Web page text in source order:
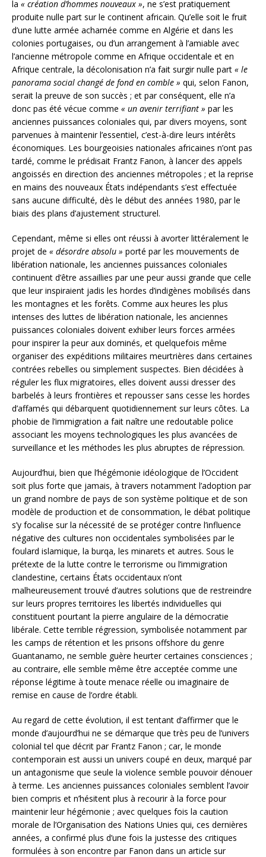
la « création d’hommes nouveaux », ne s’est pratiquement
produite nulle part sur le continent africain. Qu’elle soit le fruit
d’une lutte armée acharnée comme en Algérie et dans les
colonies portugaises, ou d’un arrangement à l’amiable avec
l’ancienne métropole comme en Afrique occidentale et en
Afrique centrale, la décolonisation n’a fait surgir nulle part « le
panorama social changé de fond en comble » qui, selon Fanon,
serait la preuve de son succès ; et par conséquent, elle n’a
donc pas été vécue comme « un avenir terrifiant » par les
anciennes puissances coloniales qui, par divers moyens, sont
parvenues à maintenir l’essentiel, c’est-à-dire leurs intérêts
économiques. Les bourgeoisies nationales africaines n’ont pas
tardé, comme le prédisait Frantz Fanon, à lancer des appels
angoissés en direction des anciennes métropoles ; et la reprise
en mains des nouveaux États indépendants s’est effectuée
sans aucune difficulté, dès le début des années 1980, par le
biais des plans d’ajustement structurel.
Cependant, même si elles ont réussi à avorter littéralement le
projet de « désordre absolu » porté par les mouvements de
libération nationale, les anciennes puissances coloniales
continuent d’être assaillies par une peur aussi grande que celle
que leur inspiraient jadis les hordes d’indigènes mobilisés dans
les montagnes et les forêts. Comme aux heures les plus
intenses des luttes de libération nationale, les anciennes
puissances coloniales doivent exhiber leurs forces armées
pour inspirer la peur aux dominés, et quelquefois même
organiser des expéditions militaires meurtrières dans certaines
contrées rebelles ou simplement suspectes. Bien décidées à
réguler les flux migratoires, elles doivent aussi dresser des
barbelés à leurs frontières et repousser sans cesse les hordes
d’affamés qui débarquent quotidiennement sur leurs côtes. La
phobie de l’immigration a fait naître une redoutable police
associant les moyens technologiques les plus avancées de
surveillance et les méthodes les plus abruptes de répression.
Aujourd’hui, bien que l’hégémonie idéologique de l’Occident
soit plus forte que jamais, à travers notamment l’adoption par
un grand nombre de pays de son système politique et de son
modèle de production et de consommation, le débat politique
s’y focalise sur la nécessité de se protéger contre l’influence
négative des cultures non occidentales symbolisées par le
foulard islamique, la burqa, les minarets et autres. Sous le
prétexte de la lutte contre le terrorisme ou l’immigration
clandestine, certains États occidentaux n’ont
malheureusement trouvé d’autres solutions que de restreindre
sur leurs propres territoires les libertés individuelles qui
constituent pourtant la pierre angulaire de la démocratie
libérale. Cette terrible régression, symbolisée notamment par
les camps de rétention et les prisons offshore du genre
Guantanamo, ne semble guère heurter certaines consciences ;
au contraire, elle semble même être acceptée comme une
réponse légitime à toute menace réelle ou imaginaire de
remise en cause de l’ordre établi.
Au regard de cette évolution, il est tentant d’affirmer que le
monde d’aujourd’hui ne se démarque que très peu de l’univers
colonial tel que décrit par Frantz Fanon ; car, le monde
contemporain est aussi un univers coupé en deux, marqué par
un antagonisme que seule la violence semble pouvoir dénouer
à terme. Les anciennes puissances coloniales semblent l’avoir
bien compris et n’hésitent plus à recourir à la force pour
maintenir leur hégémonie ; avec quelques fois la caution
morale de l’Organisation des Nations Unies qui, ces dernières
années, a confirmé plus d’une fois la justesse des critiques
formulées à son encontre par Fanon dans un article sur